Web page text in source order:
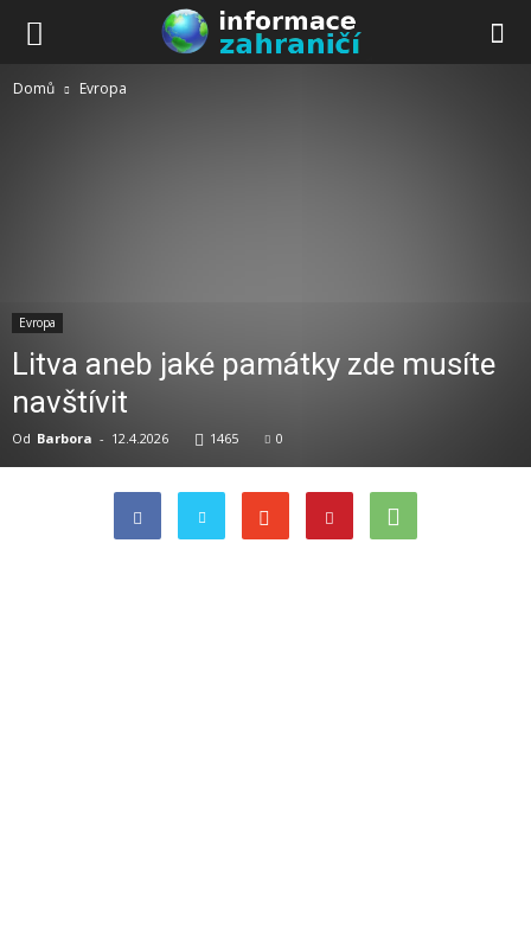
Domů Evropa
Evropa
Litva aneb jaké památky zde musíte
navštívit
Od Barbora - 12.4.2026 1465 0